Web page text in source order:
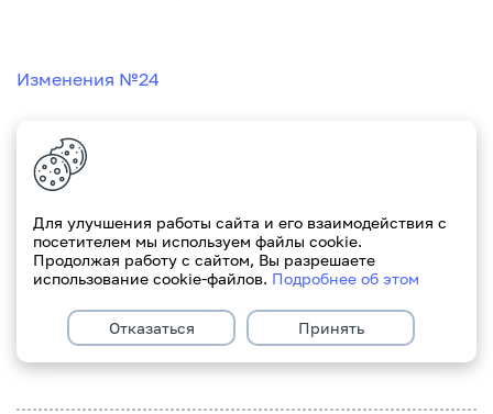
Изменения №24
*Дополнения утверждены протоколом Комитета по
развитию бизнеса №4 от 03.02.2022
Для улучшения работы сайта и его взаимодействия с
посетителем мы используем файлы cookie.
Продолжая работу с сайтом, Вы разрешаете
использование cookie-файлов. Подробнее об этом
Отказаться Принять